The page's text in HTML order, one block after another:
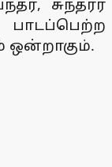
சுந்தரர்
ஒன்றாகும்.